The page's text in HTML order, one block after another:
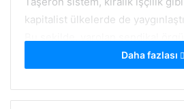
kapitalist ülkelerde de
ekonomik-sosyal haklar yok
zamanda, taşeron sistemin
emekçilerin daha fazla
Daha fazlası